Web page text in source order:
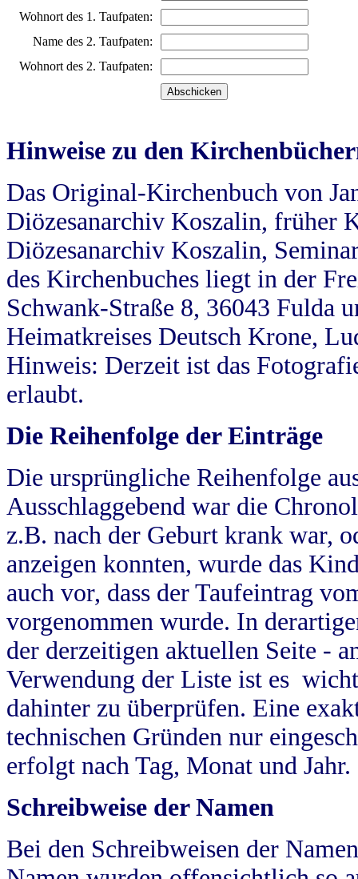
Wohnort des 1. Taufpaten:
Name des 2. Taufpaten:
Wohnort des 2. Taufpaten:
Hinweise zu den
Das Original-Kirchenbuch von
Diözesanarchiv Koszalin, früher
Diözesanarchiv Koszalin,
des Kirchenbuches liegt in der
Schwank-Straße 8, 36043 Fulda
Heimatkreises Deutsch Krone,
Hinweis: Derzeit ist das
erlaubt.
Die Reihenfolge der Einträge
Die ursprüngliche Reihenfolge
Ausschlaggebend war die
z.B. nach der Geburt krank war,
anzeigen konnten, wurde das
auch vor, dass der Taufeintrag
vorgenommen wurde. In
der derzeitigen aktuellen Seite -
Verwendung der Liste ist es
dahinter zu überprüfen. Eine
technischen Gründen nur
erfolgt nach Tag, Monat und Jahr.
Schreibweise der Namen
Bei den Schreibweisen der